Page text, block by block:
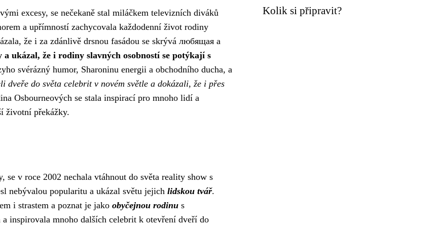
excesy, se nečekaně stal miláčkem televizních diváků
a upřímností zachycovala každodenní život rodiny
že i za zdánlivě drsnou fasádou se skrývá любящая a
ukázal, že i rodiny slavných osobností se potýkají s
svérázný humor, Sharoninu energii a obchodního ducha, a
dveře do světa celebrit v novém světle a dokázali, že i přes
Osbourneových se stala inspirací pro mnoho lidí a
životní překážky.
se v roce 2002 nechala vtáhnout do světa reality show s
nebývalou popularitu a ukázal světu jejich lidskou tvář.
i strastem a poznat je jako obyčejnou rodinu s
inspirovala mnoho dalších celebrit k otevření dveří do
Kolik si připravit?